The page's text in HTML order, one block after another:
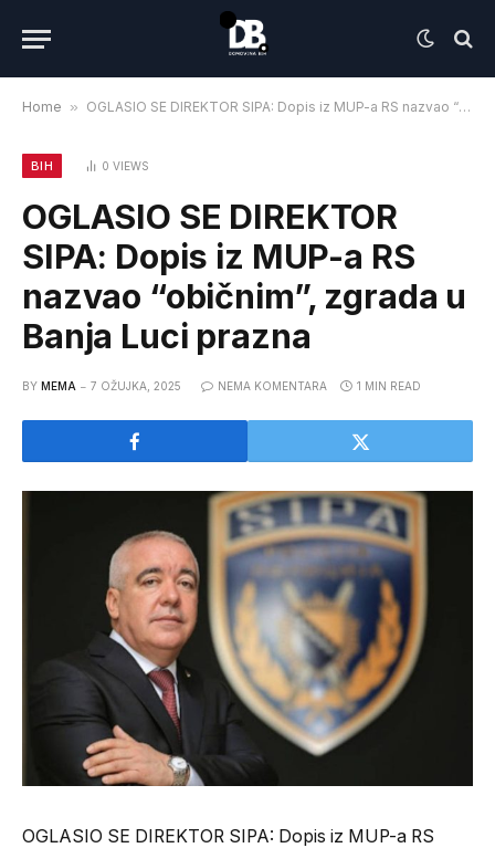
Home » OGLASIO SE DIREKTOR SIPA: Dopis iz MUP-a RS nazvao “običnim”, zgrada u Banja Luci prazna
BIH 0 VIEWS
OGLASIO SE DIREKTOR
SIPA: Dopis iz MUP-a RS
nazvao “običnim”, zgrada u
Banja Luci prazna
BY MEMA 7 OŽUJKA, 2025 NEMA KOMENTARA 1 MIN READ
OGLASIO SE DIREKTOR SIPA: Dopis iz MUP-a RS